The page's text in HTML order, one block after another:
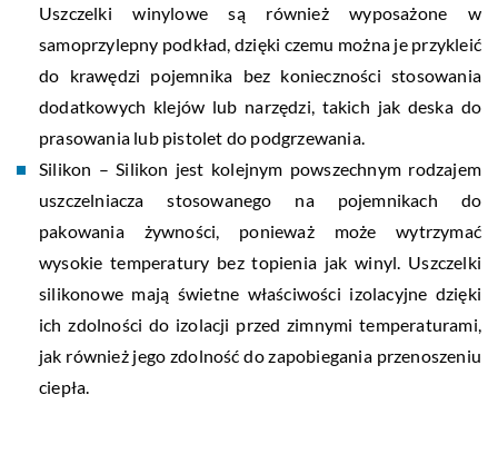
Uszczelki winylowe są również wyposażone w
samoprzylepny podkład, dzięki czemu można je przykleić
do krawędzi pojemnika bez konieczności stosowania
dodatkowych klejów lub narzędzi, takich jak deska do
prasowania lub pistolet do podgrzewania.
Silikon – Silikon jest kolejnym powszechnym rodzajem
uszczelniacza stosowanego na pojemnikach do
pakowania żywności, ponieważ może wytrzymać
wysokie temperatury bez topienia jak winyl. Uszczelki
silikonowe mają świetne właściwości izolacyjne dzięki
ich zdolności do izolacji przed zimnymi temperaturami,
jak również jego zdolność do zapobiegania przenoszeniu
ciepła.